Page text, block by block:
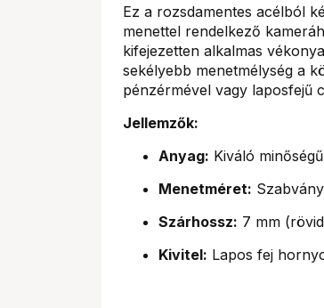
Ez a rozsdamentes acélból
menettel rendelkező
kifejezetten alkalmas
sekélyebb menetmélység a
pénzérmével vagy laposfejű
Jellemzők:
Anyag: Kiváló
Menetméret:
Szárhossz: 7 mm
Kivitel: Lapos fej